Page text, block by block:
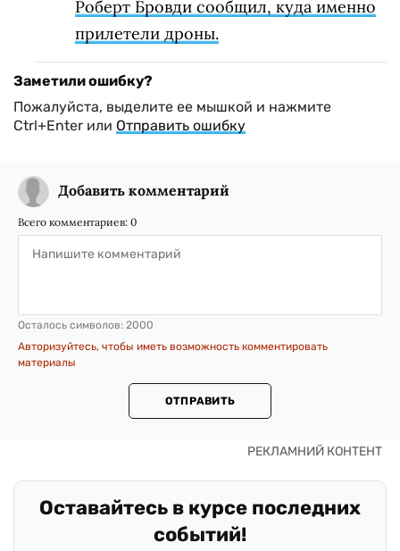
Роберт Бровди сообщил, куда именно
прилетели дроны.
Заметили ошибку?
Пожалуйста, выделите ее мышкой и нажмите
Ctrl+Enter или Отправить ошибку
Добавить комментарий
Всего комментариев: 0
Осталось символов: 2000
Авторизуйтесь, чтобы иметь возможность комментировать
материалы
ОТПРАВИТЬ
Оставайтесь в курсе последних
событий!